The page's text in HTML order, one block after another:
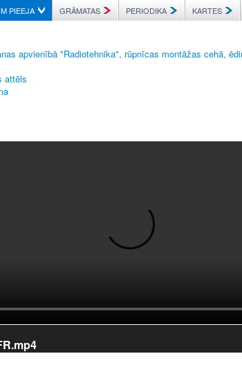
PIEEJA GRĀMATAS PERIODIKA KARTES
apvienībā "Radiotehnika", rūpnīcas montāžas cehā,
attēls